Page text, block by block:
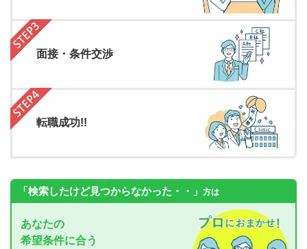
面接・条件交渉
転職成功!!
「検索したけど見つからなかった・・」 方は
あなたの
希望条件に合う